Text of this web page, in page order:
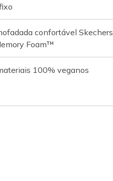
confortável Skechers
Foam™
100% veganos